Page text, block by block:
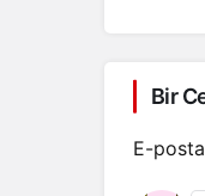
Bir
E-